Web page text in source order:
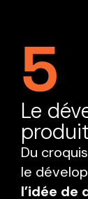
5
Le
produit
Du
le
l’idée